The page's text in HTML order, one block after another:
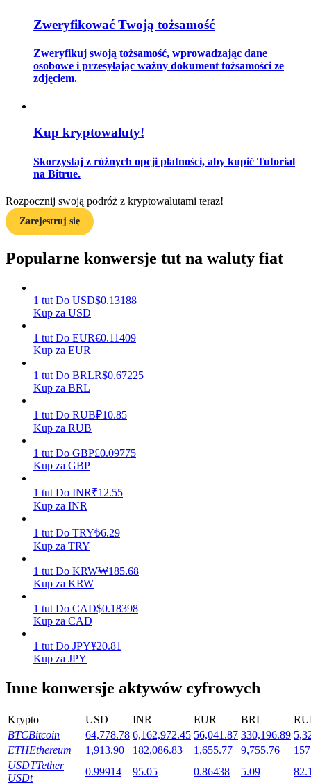
Strategie handlowe
Zarabiać
Mocna Świnka
Codziennie zdobywaj konkurencyjne nagrody
Wysokie zyski i natychmiastowy dostęp
Launchpool
tokenach
Zweryfikować Twoją tożsamość
Zweryfikuj swoją tożsamość, wprowadzając dane
osobowe i przesyłając ważny dokument tożsamości ze
zdjęciem.
Kup kryptowaluty!
Skorzystaj z różnych opcji płatności, aby kupić Tutorial
na Bitrue.
Rozpocznij swoją podróż z kryptowalutami teraz!
Zarejestruj się
Popularne konwersje tut na waluty fiat
1 tut Do USD$0.13188
Kup za USD
1 tut Do EUR€0.11409
Kup za EUR
1 tut Do BRLR$0.67225
Kup za BRL
1 tut Do RUB₽10.85
Kup za RUB
1 tut Do GBP£0.09775
Kup za GBP
1 tut Do INR₹12.55
Kup za INR
1 tut Do TRY₺6.29
Kup za TRY
1 tut Do KRW₩185.68
Kup za KRW
1 tut Do CAD$0.18398
Kup za CAD
1 tut Do JPY¥20.81
Kup za JPY
Inne konwersje aktywów cyfrowych
Krypto USD INR EUR BRL
BTCBitcoin 64,778.78 6,162,972.45 56,041.87 330,196.89
ETHEthereum 1,913.90 182,086.83 1,655.77 9,755.76
USDTTether
USDt
0.99914 95.05 0.86438 5.09